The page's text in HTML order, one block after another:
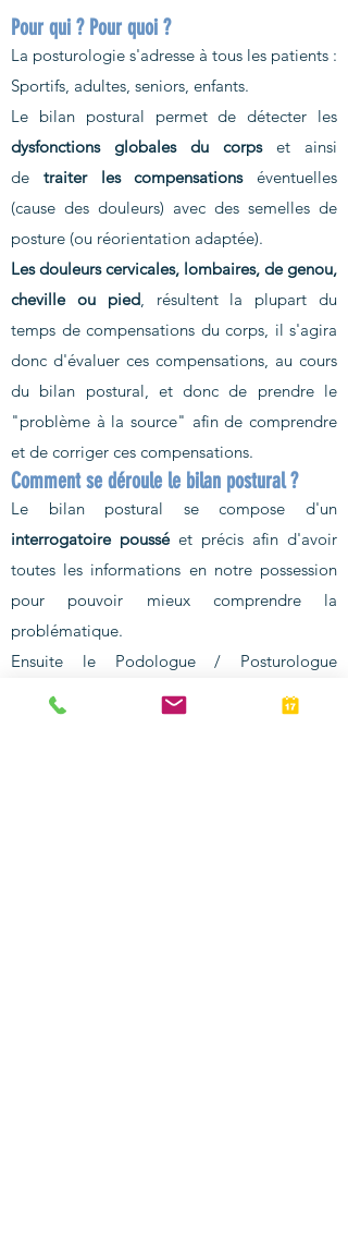
Pour qui ? Pour quoi ?
La posturologie s'adresse à tous les patients :
Sportifs, adultes, seniors, enfants.
Le bilan postural permet de détecter les
dysfonctions globales du corpset ainsi
de traiter les compensationséventuelles
(cause des douleurs) avec des semelles de
posture (ou réorientation adaptée).
Les douleurs cervicales, lombaires, de genou,
cheville ou pied, résultent la plupart du
temps de compensations du corps, il s'agira
donc d'évaluer ces compensations, au cours
du bilan postural, et donc de prendre le
"problème à la source" afin de comprendre
et de corriger ces compensations.
Comment se déroule le bilan postural ?
Le bilan postural se compose d'un
interrogatoire pousséet précis afin d'avoir
toutes les informations en notre possession
pour pouvoir mieux comprendre la
problématique.
Ensuite le Podologue / Posturologue
analysera la posture précisément avec
différents
tests, manipulations et prises de